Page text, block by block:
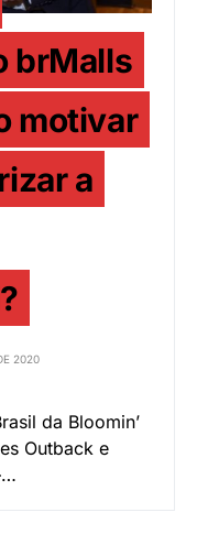
brMalls
motivar
a
2020
da Bloomin’
Outback e